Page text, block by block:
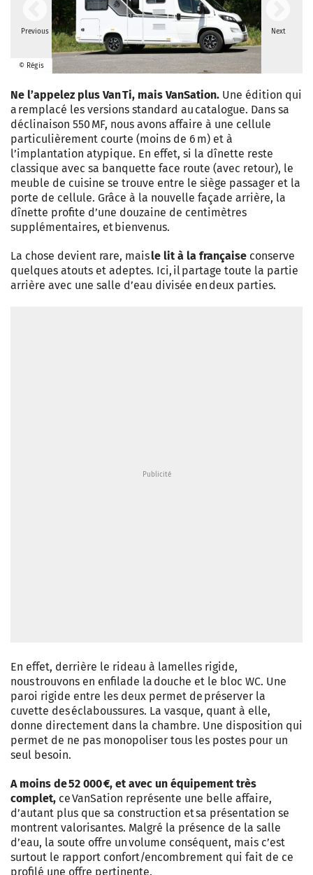
Previous
© Régis
Next
Ne l’appelez plus Van Ti, mais VanSation. Une édition qui
a remplacé les versions standard au catalogue. Dans sa
déclinaison 550 MF, nous avons affaire à une cellule
particulièrement courte (moins de 6 m) et à
l’implantation atypique. En effet, si la dînette reste
classique avec sa banquette face route (avec retour), le
meuble de cuisine se trouve entre le siège passager et la
porte de cellule. Grâce à la nouvelle façade arrière, la
dînette profite d’une douzaine de centimètres
supplémentaires, et bienvenus.
La chose devient rare, maisle lit à la française conserve
quelques atouts et adeptes. Ici, il partage toute la partie
arrière avec une salle d’eau divisée en deux parties.
En effet, derrière le rideau à lamelles rigide,
nous trouvons en enfilade la douche et le bloc WC. Une
paroi rigide entre les deux permet de préserver la
cuvette des éclaboussures. La vasque, quant à elle,
donne directement dans la chambre. Une disposition qui
permet de ne pas monopoliser tous les postes pour un
seul besoin.
A moins de 52 000 €, et avec un équipement très
complet, ce VanSation représente une belle affaire,
d’autant plus que sa construction et sa présentation se
montrent valorisantes. Malgré la présence de la salle
d’eau, la soute offre un volume conséquent, mais c’est
surtout le rapport confort/encombrement qui fait de ce
profilé une offre pertinente.